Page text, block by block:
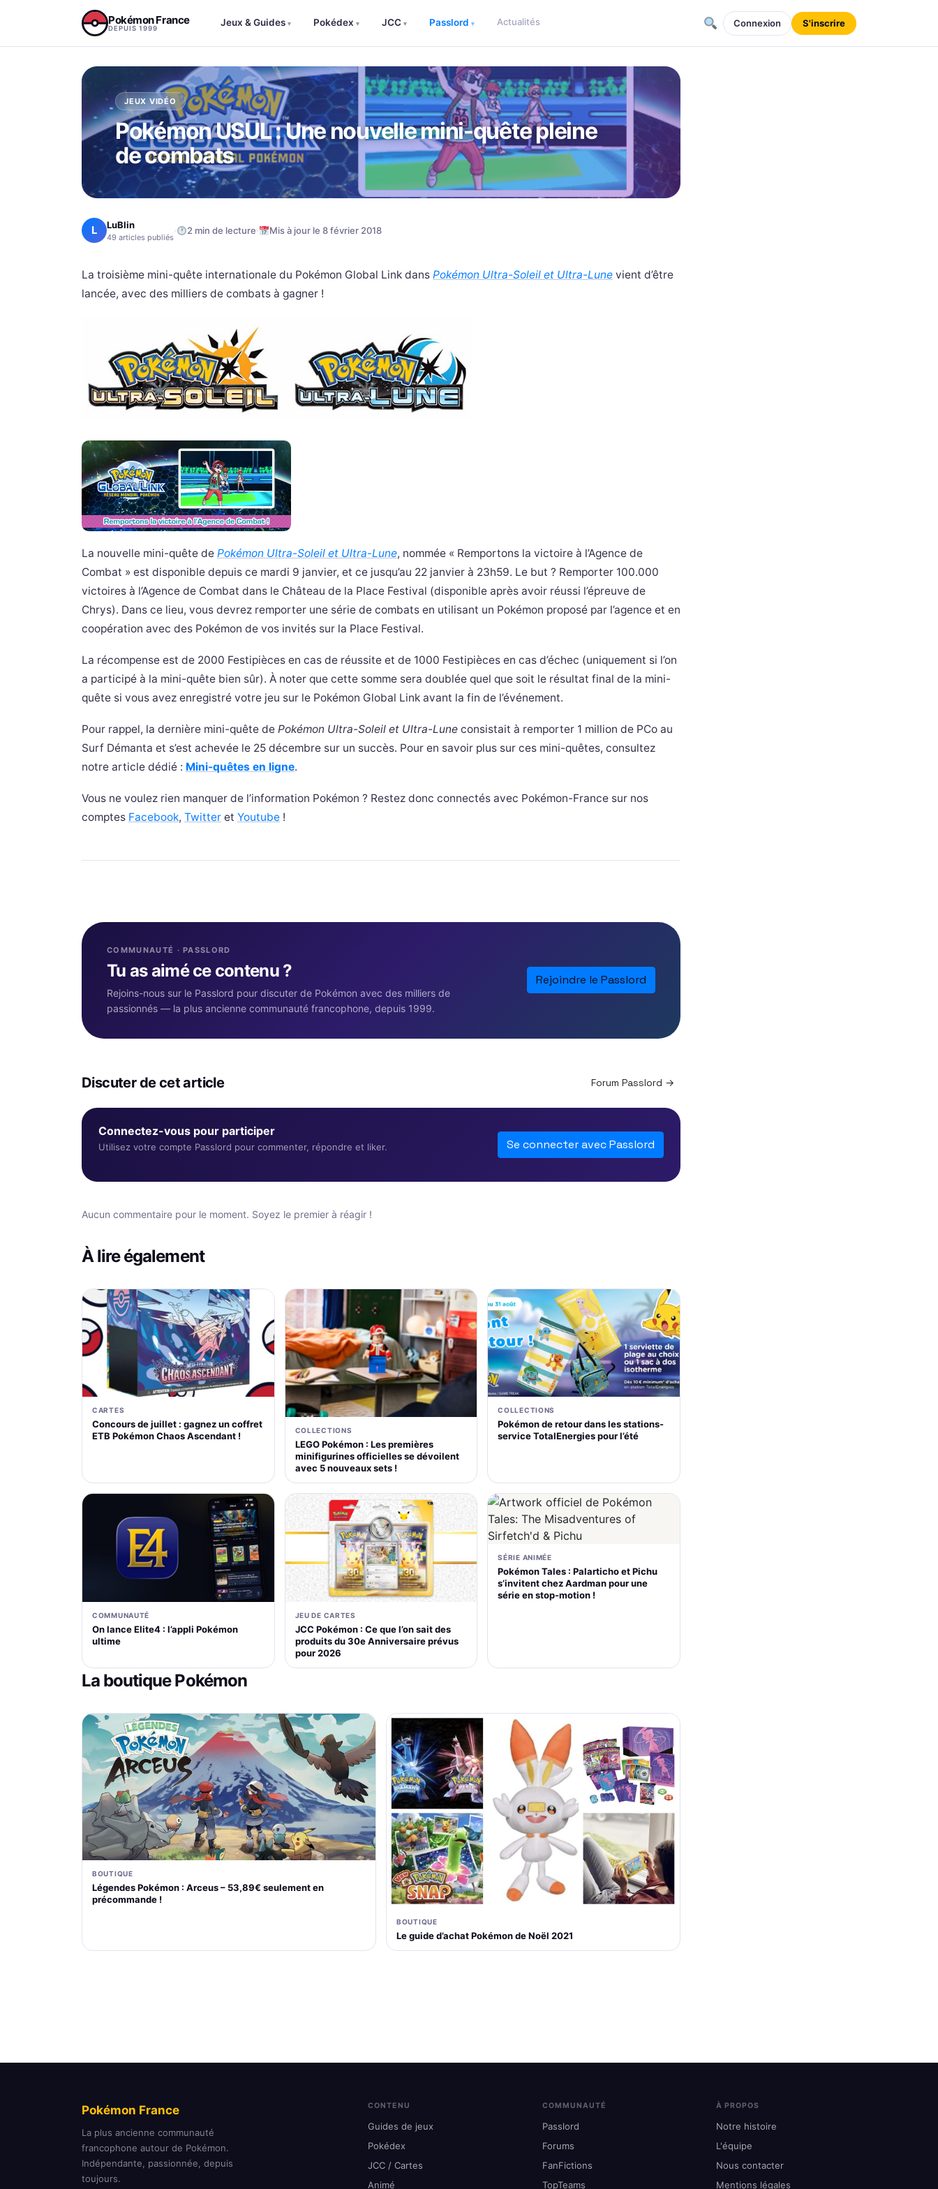
Pokémon France
DEPUIS 1999
Jeux & Guides ▾ Pokédex ▾ JCC ▾ Passlord ▾ Actualités Connexion S'inscrire
JEUX VIDÉO
Pokémon USUL : Une nouvelle mini-quête pleine
de combats
L LuBlin
49 articles publiés · 2 min de lecture· Mis à jour le 8 février 2018
La troisième mini-quête internationale du Pokémon Global Link dans Pokémon Ultra-Soleil et Ultra-Lune vient d’être
lancée, avec des milliers de combats à gagner !
La nouvelle mini-quête de Pokémon Ultra-Soleil et Ultra-Lune, nommée « Remportons la victoire à l’Agence de
Combat » est disponible depuis ce mardi 9 janvier, et ce jusqu’au 22 janvier à 23h59. Le but ? Remporter 100.000
victoires à l’Agence de Combat dans le Château de la Place Festival (disponible après avoir réussi l’épreuve de
Chrys). Dans ce lieu, vous devrez remporter une série de combats en utilisant un Pokémon proposé par l’agence et en
coopération avec des Pokémon de vos invités sur la Place Festival.
La récompense est de 2000 Festipièces en cas de réussite et de 1000 Festipièces en cas d’échec (uniquement si l’on
a participé à la mini-quête bien sûr). À noter que cette somme sera doublée quel que soit le résultat final de la mini-
quête si vous avez enregistré votre jeu sur le Pokémon Global Link avant la fin de l’événement.
Pour rappel, la dernière mini-quête de Pokémon Ultra-Soleil et Ultra-Lune consistait à remporter 1 million de PCo au
Surf Démanta et s’est achevée le 25 décembre sur un succès. Pour en savoir plus sur ces mini-quêtes, consultez
notre article dédié : Mini-quêtes en ligne.
Vous ne voulez rien manquer de l’information Pokémon ? Restez donc connectés avec Pokémon-France sur nos
comptes Facebook, Twitter et Youtube !
COMMUNAUTÉ · PASSLORD
Tu as aimé ce contenu ?
Rejoins-nous sur le Passlord pour discuter de Pokémon avec des milliers de
passionnés — la plus ancienne communauté francophone, depuis 1999.
Rejoindre le Passlord
Discuter de cet article Forum Passlord →
Connectez-vous pour participer
Utilisez votre compte Passlord pour commenter, répondre et liker. Se connecter avec Passlord
Aucun commentaire pour le moment. Soyez le premier à réagir !
À lire également
CARTES
Concours de juillet : gagnez un coffret
ETB Pokémon Chaos Ascendant !
COLLECTIONS
LEGO Pokémon : Les premières
minifigurines officielles se dévoilent
avec 5 nouveaux sets !
COLLECTIONS
Pokémon de retour dans les stations-
service TotalEnergies pour l’été
COMMUNAUTÉ
On lance Elite4 : l’appli Pokémon
ultime
JEU DE CARTES
JCC Pokémon : Ce que l’on sait des
produits du 30e Anniversaire prévus
pour 2026
SÉRIE ANIMÉE
Pokémon Tales : Palarticho et Pichu
s’invitent chez Aardman pour une
série en stop-motion !
La boutique Pokémon
BOUTIQUE
Légendes Pokémon : Arceus – 53,89€ seulement en
précommande !
BOUTIQUE
Le guide d’achat Pokémon de Noël 2021
Pokémon France
La plus ancienne communauté
francophone autour de Pokémon.
Indépendante, passionnée, depuis
toujours.
CONTENU
Guides de jeux
Pokédex
JCC / Cartes
Animé
COMMUNAUTÉ
Passlord
Forums
FanFictions
TopTeams
À PROPOS
Notre histoire
L'équipe
Nous contacter
Mentions légales